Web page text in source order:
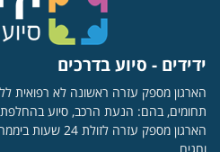
ידידים - סיוע בדרכים
הארגון מספק עזרה ראשונה לא רפואית
תחומים, בהם: הנעת הרכב, סיוע
הארגון מספק